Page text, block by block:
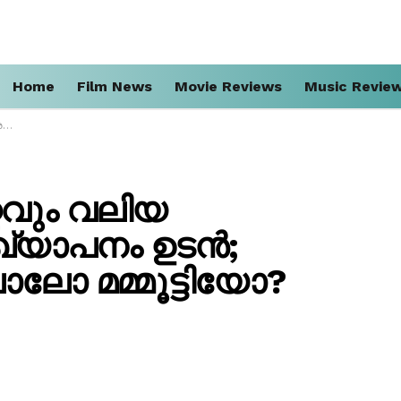
Home Film News Movie Reviews Music
വലിയ
ഉടൻ;
മമ്മൂട്ടിയോ?